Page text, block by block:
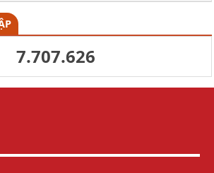
7.707.626